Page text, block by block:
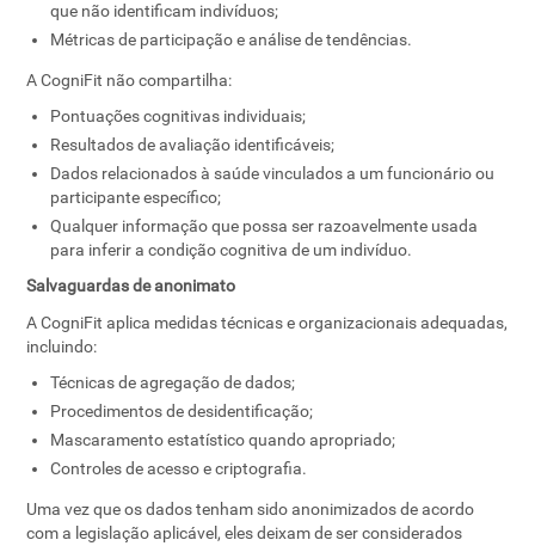
que não identificam indivíduos;
Métricas de participação e análise de tendências.
A CogniFit não compartilha:
Pontuações cognitivas individuais;
Resultados de avaliação identificáveis;
Dados relacionados à saúde vinculados a um funcionário ou
participante específico;
Qualquer informação que possa ser razoavelmente usada
para inferir a condição cognitiva de um indivíduo.
Salvaguardas de anonimato
A CogniFit aplica medidas técnicas e organizacionais adequadas,
incluindo:
Técnicas de agregação de dados;
Procedimentos de desidentificação;
Mascaramento estatístico quando apropriado;
Controles de acesso e criptografia.
Uma vez que os dados tenham sido anonimizados de acordo
com a legislação aplicável, eles deixam de ser considerados